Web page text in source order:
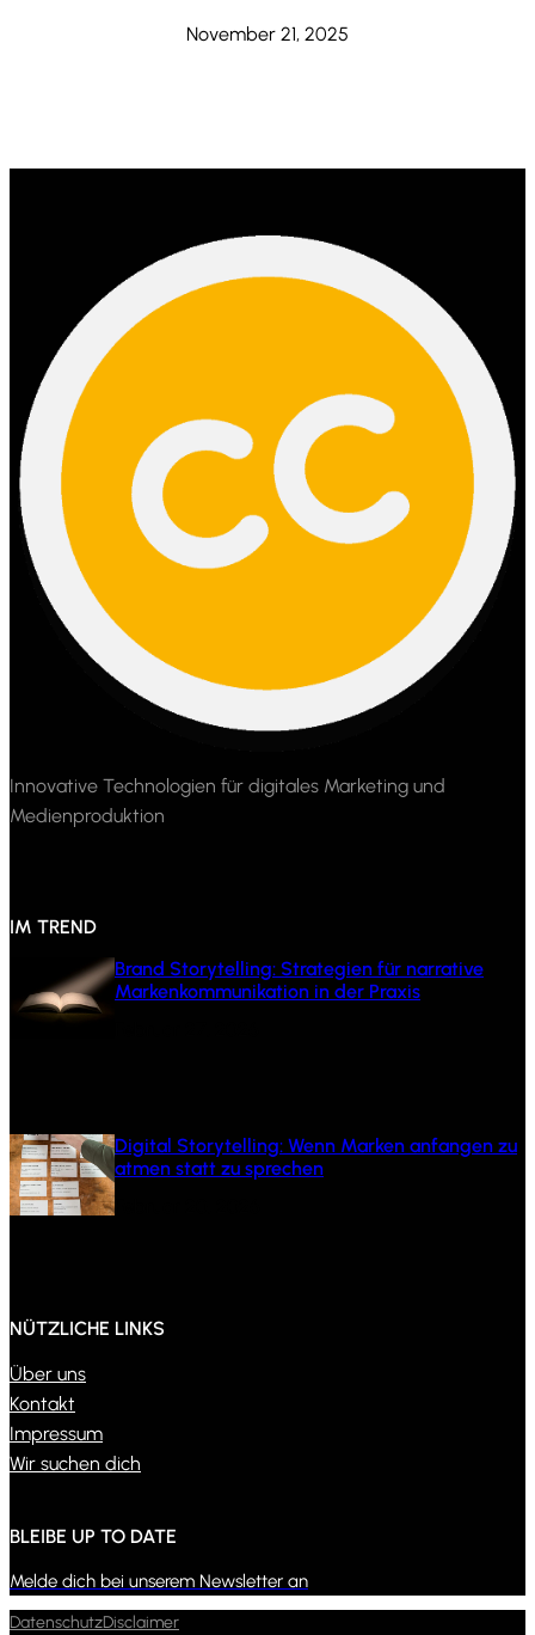
November 21, 2025
Innovative Technologien für digitales Marketing und
Medienproduktion
IM TREND
Brand Storytelling: Strategien für narrative
Markenkommunikation in der Praxis
Digital Storytelling: Wenn Marken anfangen zu
atmen statt zu sprechen
NÜTZLICHE LINKS
Über uns
Kontakt
Impressum
Wir suchen dich
BLEIBE UP TO DATE
Melde dich bei unserem Newsletter an
DatenschutzDisclaimer